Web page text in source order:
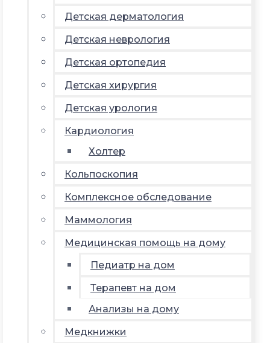
Детская дерматология
Детская неврология
Детская ортопедия
Детская хирургия
Детская урология
Кардиология
Холтер
Кольпоскопия
Комплексное обследование
Маммология
Медицинская помощь на дому
Педиатр на дом
Терапевт на дом
Анализы на дому
Медкнижки